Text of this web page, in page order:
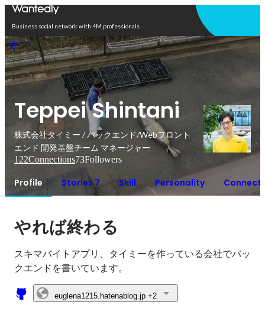
Business social network with 4M professionals
Teppei Shintani
株式会社タイミー / バックエンド/Webフロント
エンド 開発基盤チーム マネージャー
122Connections73Followers
Profile Stories 7 Skill Personality
やれば終わる
スキマバイトアプリ、タイミーを作っている会社でバッ
euglena1215.hatenablog.jp +2